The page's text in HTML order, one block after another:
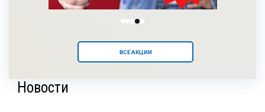
ВСЕ АКЦИИ
Новости